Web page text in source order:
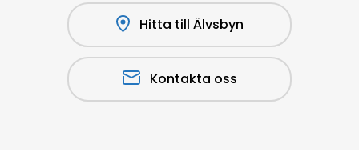
Hitta till Älvsbyn
Kontakta oss